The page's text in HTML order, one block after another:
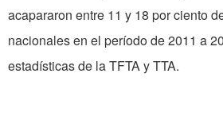
acapararon entre 11 y 18 por ciento
nacionales en el período de 2011 a
estadísticas de la TFTA y TTA.